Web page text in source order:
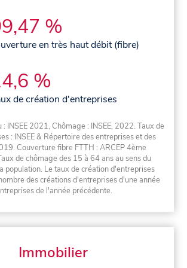
%
en très haut débit (fibre)
%
de création d'entreprises
INSEE 2021, Chômage : INSEE, 2022. Taux de
: INSEE & Répertoire des entreprises et des
Couverture fibre FTTH : ARCEP 4ème
de chômage des 15 à 64 ans au sens du
population. Le taux de création d'entreprises
des créations d'entreprises d'une année
de l'année précédente.
Immobilier